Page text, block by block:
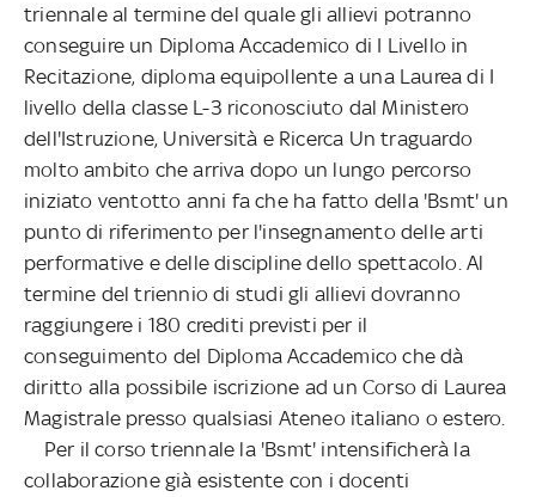
triennale al termine del quale gli allievi potranno
conseguire un Diploma Accademico di I Livello in
Recitazione, diploma equipollente a una Laurea di I
livello della classe L-3 riconosciuto dal Ministero
dell'Istruzione, Università e Ricerca Un traguardo
molto ambito che arriva dopo un lungo percorso
iniziato ventotto anni fa che ha fatto della 'Bsmt' un
punto di riferimento per l'insegnamento delle arti
performative e delle discipline dello spettacolo. Al
termine del triennio di studi gli allievi dovranno
raggiungere i 180 crediti previsti per il
conseguimento del Diploma Accademico che dà
diritto alla possibile iscrizione ad un Corso di Laurea
Magistrale presso qualsiasi Ateneo italiano o estero.
Per il corso triennale la 'Bsmt' intensificherà la
collaborazione già esistente con i docenti